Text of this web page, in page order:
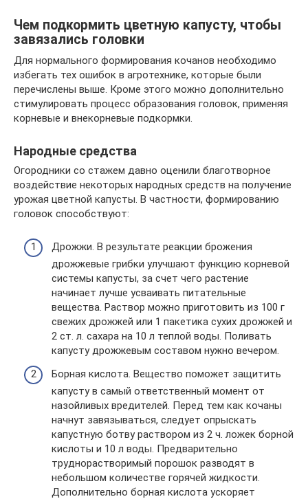
Чем подкормить цветную капусту, чтобы
завязались головки
Для нормального формирования кочанов необходимо
избегать тех ошибок в агротехнике, которые были
перечислены выше. Кроме этого можно дополнительно
стимулировать процесс образования головок, применяя
корневые и внекорневые подкормки.
Народные средства
Огородники со стажем давно оценили благотворное
воздействие некоторых народных средств на получение
урожая цветной капусты. В частности, формированию
головок способствуют:
Дрожжи. В результате реакции брожения
дрожжевые грибки улучшают функцию корневой
системы капусты, за счет чего растение
начинает лучше усваивать питательные
вещества. Раствор можно приготовить из 100 г
свежих дрожжей или 1 пакетика сухих дрожжей и
2 ст. л. сахара на 10 л теплой воды. Поливать
капусту дрожжевым составом нужно вечером.
Борная кислота. Вещество поможет защитить
капусту в самый ответственный момент от
назойливых вредителей. Перед тем как кочаны
начнут завязываться, следует опрыскать
капустную ботву раствором из 2 ч. ложек борной
кислоты и 10 л воды. Предварительно
труднорастворимый порошок разводят в
небольшом количестве горячей жидкости.
Дополнительно борная кислота ускоряет